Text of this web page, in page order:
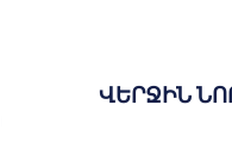
ՎԵՐՋԻՆ